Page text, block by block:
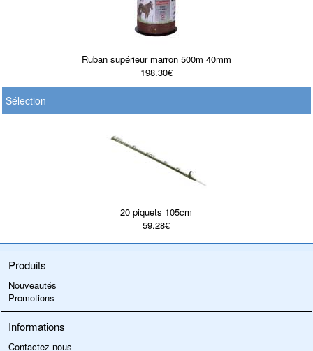
Ruban supérieur marron 500m 40mm
198.30€
Sélection
20 piquets 105cm
59.28€
Produits
Nouveautés
Promotions
Informations
Contactez nous